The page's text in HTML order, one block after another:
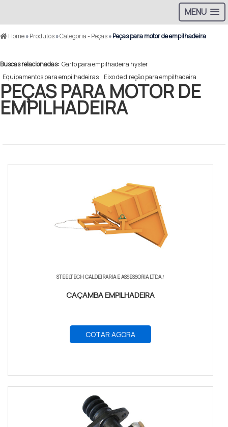
MENU
Home»Produtos»Categoria - Peças»Peças para motor de empilhadeira
Buscas relacionadas: Garfo para empilhadeira hyster
Equipamentos para empilhadeiras
Eixo de direção para empilhadeira
PEÇAS PARA MOTOR DE
EMPILHADEIRA
STEELTECH CALDEIRARIA E ASSESSORIA LTDA/
CAÇAMBA EMPILHADEIRA
COTAR AGORA